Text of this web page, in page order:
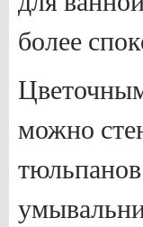
более
можно